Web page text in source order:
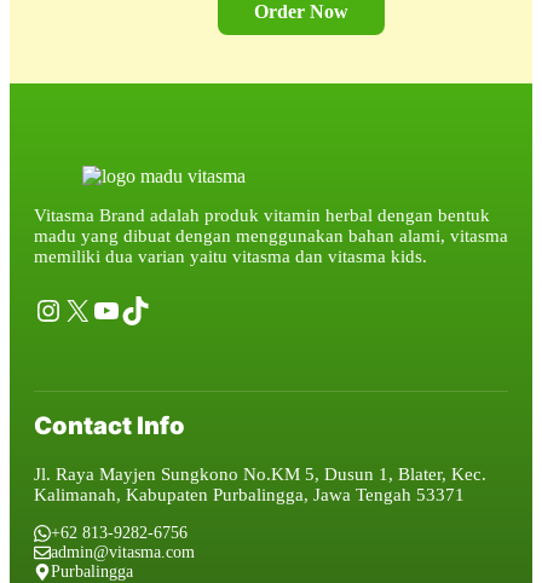
Order Now
Vitasma Brand adalah produk vitamin herbal dengan bentuk
madu yang dibuat dengan menggunakan bahan alami, vitasma
memiliki dua varian yaitu vitasma dan vitasma kids.
Instagram
X YouTube
TikTok
Contact Info
Jl. Raya Mayjen Sungkono No.KM 5, Dusun 1, Blater, Kec.
Kalimanah, Kabupaten Purbalingga, Jawa Tengah 53371
+62 813-9282-6756
admin@vitasma.com
Purbalingga